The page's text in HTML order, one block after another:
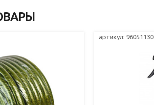
артикул: 96051130